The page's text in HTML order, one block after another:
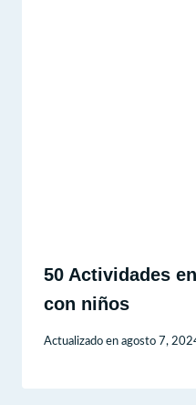
50 Actividades
con niños
Actualizado en agosto 7,